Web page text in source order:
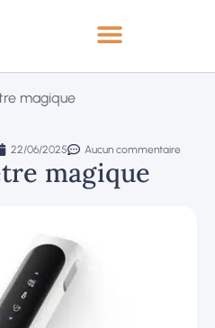
magique
22/06/2025 Aucun commentaire
magique